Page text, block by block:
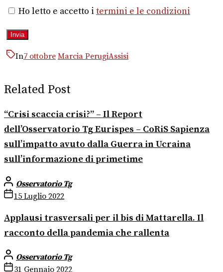
Ho letto e accetto i termini e le condizioni
In7 ottobre Marcia PerugiAssisi
Related Post
“Crisi scaccia crisi?” – Il Report
dell’Osservatorio Tg Eurispes – CoRiS Sapienza
sull’impatto avuto dalla Guerra in Ucraina
sull’informazione di primetime
Osservatorio Tg
15 Luglio 2022
Applausi trasversali per il bis di Mattarella. Il
racconto della pandemia che rallenta
Osservatorio Tg
31 Gennaio 2022